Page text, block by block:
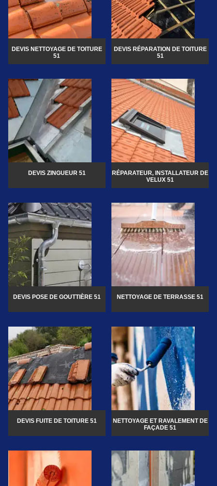
DEVIS NETTOYAGE DE TOITURE
51
DEVIS RÉPARATION DE TOITURE
51
DEVIS ZINGUEUR 51
RÉPARATEUR, INSTALLATEUR DE
VELUX 51
DEVIS POSE DE GOUTTIÈRE 51 NETTOYAGE DE TERRASSE 51
DEVIS FUITE DE TOITURE 51
NETTOYAGE ET RAVALEMENT DE
FAÇADE 51